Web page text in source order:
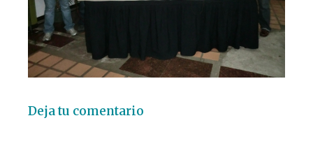
Deja tu comentario